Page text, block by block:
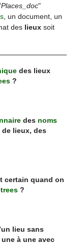
Places_doc"
, un document, un
des lieuxsoit
des lieux
?
des noms
de lieux, des
certain quand on
?
lieu sans
à une avec